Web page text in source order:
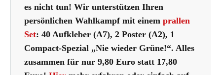
es nicht tun! Wir unterstützen Ihren
persönlichen Wahlkampf mit einem prallen
Set: 40 Aufkleber (A7), 2 Poster (A2), 1
Compact-Spezial „Nie wieder Grüne!“. Alles
zusammen für nur 9,80 Euro statt 17,80